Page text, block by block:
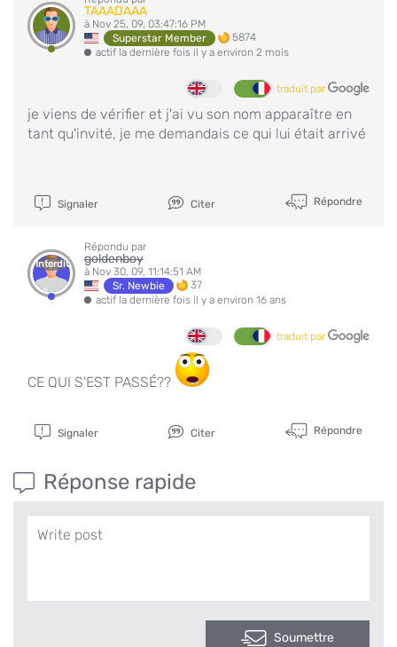
TAAADAAA
à Nov 25, 09, 03:47:16 PM
Superstar Member
5874
actif la dernière fois il y a environ 2 mois
traduit par
je viens de vérifier et j'ai vu son nom apparaître en
tant qu'invité, je me demandais ce qui lui était arrivé
Signaler Citer Répondre
Interdit
Répondu par
goldenboy
à Nov 30, 09, 11:14:51 AM
Sr. Newbie
37
actif la dernière fois il y a environ 16 ans
traduit par
CE QUI S'EST PASSÉ??
Signaler Citer Répondre
Réponse rapide
Soumettre